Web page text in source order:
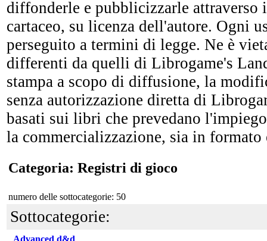
diffonderle e pubblicizzarle
cartaceo, su licenza dell'autore. Ogni
perseguito a termini di legge. Ne è
differenti da quelli di Librogame's
stampa a scopo di diffusione, la
senza autorizzazione diretta di
basati sui libri che prevedano
la commercializzazione, sia in formato
Categoria: Registri di gioco
numero delle sottocategorie: 50
Sottocategorie:
Advanced d&d